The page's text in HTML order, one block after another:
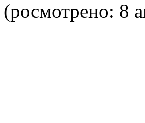
(росмотрено: 8